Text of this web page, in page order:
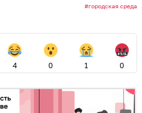
городская среда
4 0 1 0